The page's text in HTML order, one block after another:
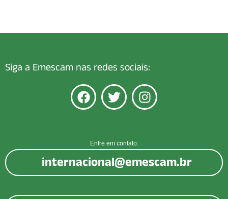
Siga a Emescam nas redes sociais:
Entre em contato:
internacional@emescam.br